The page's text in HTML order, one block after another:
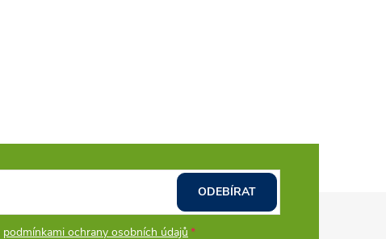
podmínkami ochrany osobních údajů
ODEBÍRAT